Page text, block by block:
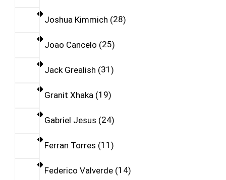
Joshua Kimmich 28
Joao Cancelo 25
Jack Grealish 31
Granit Xhaka 19
Gabriel Jesus 24
Ferran Torres 11
Federico Valverde 14